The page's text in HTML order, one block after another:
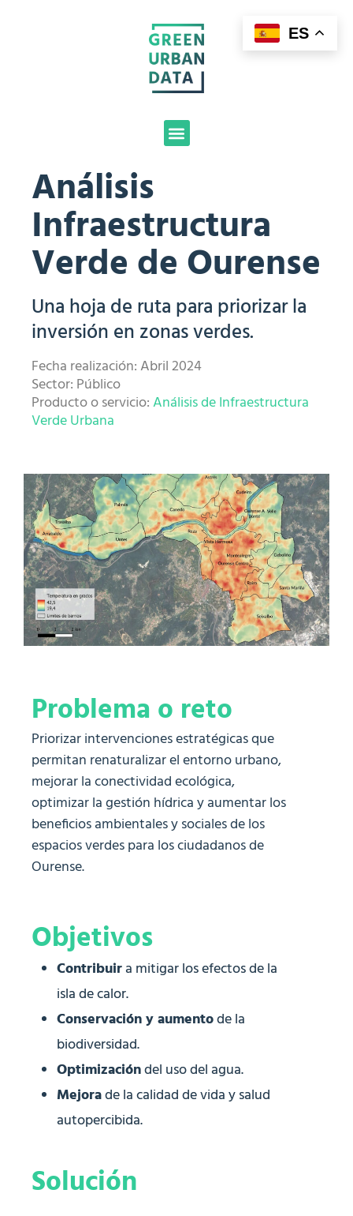
Producto
Trabajos destacados
Financiación
Nosotros
Contacto
Análisis
Infraestructura
Verde de Ourense
Una hoja de ruta para priorizar la
inversión en zonas verdes.
Fecha realización: Abril 2024
Sector: Público
Producto o servicio:Análisis de Infraestructura
Verde Urbana
Problema o reto
Priorizar intervenciones estratégicas que
permitan renaturalizar el entorno urbano,
mejorar la conectividad ecológica,
optimizar la gestión hídrica y aumentar los
beneficios ambientales y sociales de los
espacios verdes para los ciudadanos de
Ourense.
Objetivos
Contribuira mitigar los efectos de la
isla de calor.
Conservación y aumentode la
biodiversidad.
Optimizacióndel uso del agua.
Mejorade la calidad de vida y salud
autopercibida.
Solución
ES